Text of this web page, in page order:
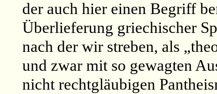
der auch hier einen Begriff
Überlieferung griechischer
nach der wir streben, als
und zwar mit so gewagten
nicht rechtgläubigen